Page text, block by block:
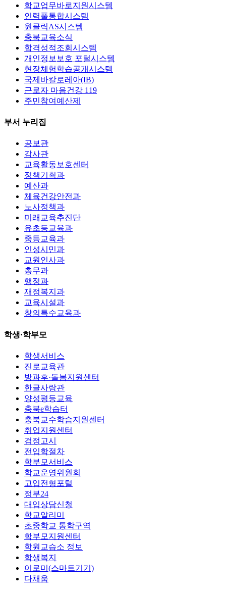
학교업무바로지원시스템
인력풀통합시스템
원클릭AS시스템
충북교육소식
합격성적조회시스템
개인정보보호 포털시스템
현장체험학습공개시스템
국제바칼로레아(IB)
근로자 마음건강 119
주민참여예산제
부서 누리집
공보관
감사관
교육활동보호센터
정책기획과
예산과
체육건강안전과
노사정책과
미래교육추진단
유초등교육과
중등교육과
인성시민과
교원인사과
총무과
행정과
재정복지과
교육시설과
창의특수교육과
학생·학부모
학생서비스
진로교육관
방과후·돌봄지원센터
한글사랑관
양성평등교육
충북e학습터
충북교수학습지원센터
취업지원센터
검정고시
전입학절차
학부모서비스
학교운영위원회
고입전형포털
정부24
대입상담신청
학교알리미
초중학교 통학구역
학부모지원센터
학원교습소 정보
학생복지
이로미(스마트기기)
다채움